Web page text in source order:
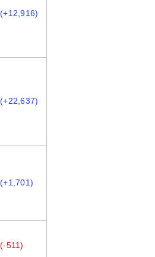
(+12,916)
(+22,637)
(+1,701)
(-511)